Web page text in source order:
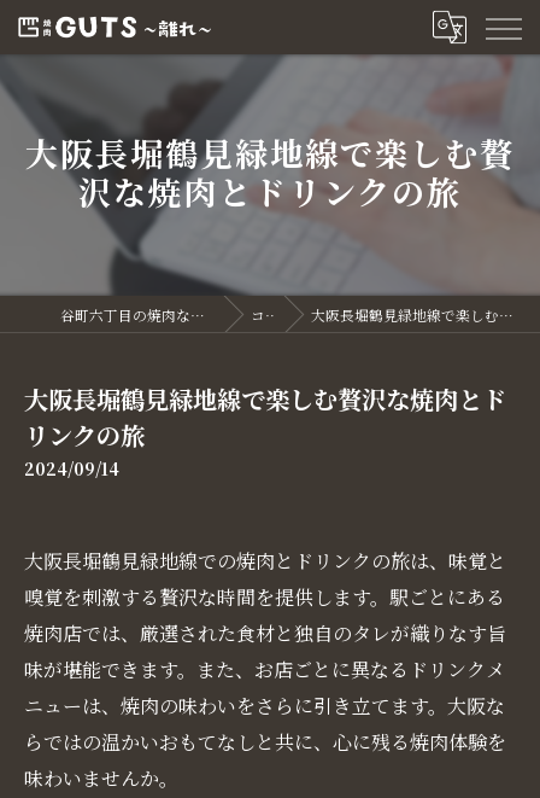
大阪長堀鶴見緑地線で楽しむ贅
沢な焼肉とドリンクの旅
谷町六丁目の焼肉なら焼肉GUTS～離れ～ コラム 大阪長堀鶴見緑地線で楽しむ贅沢な焼肉とドリンクの旅
大阪長堀鶴見緑地線で楽しむ贅沢な焼肉とド
リンクの旅
2024/09/14
大阪長堀鶴見緑地線での焼肉とドリンクの旅は、味覚と
嗅覚を刺激する贅沢な時間を提供します。駅ごとにある
焼肉店では、厳選された食材と独自のタレが織りなす旨
味が堪能できます。また、お店ごとに異なるドリンクメ
ニューは、焼肉の味わいをさらに引き立てます。大阪な
らではの温かいおもてなしと共に、心に残る焼肉体験を
味わいませんか。